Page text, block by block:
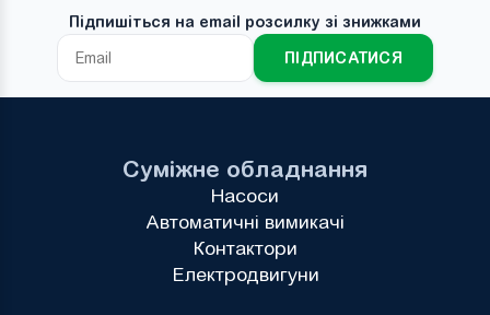
Підпишіться на email розсилку зі знижками
ПІДПИСАТИСЯ
Суміжне обладнання
Насоси
Автоматичні вимикачі
Контактори
Електродвигуни